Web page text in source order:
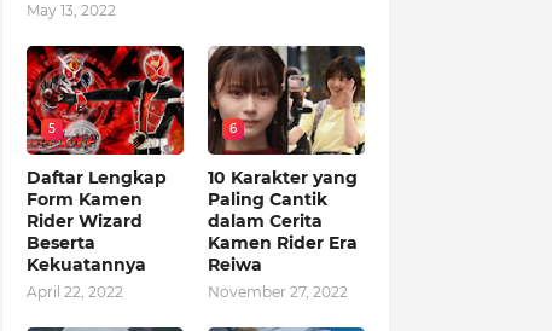
May 13, 2022
5
Daftar Lengkap
Form Kamen
Rider Wizard
Beserta
Kekuatannya
April 22, 2022
6
10 Karakter yang
Paling Cantik
dalam Cerita
Kamen Rider Era
Reiwa
November 27, 2022